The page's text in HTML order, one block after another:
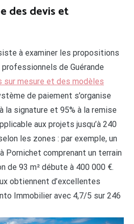
des devis et
à examiner les propositions
de Guérande
sur mesure et des modèles
de paiement s’organise
la signature et 95% à la remise
aux projets jusqu’à 240
les zones : par exemple, un
Pornichet comprenant un terrain
de 93 m² débute à 400 000 €.
obtiennent d’excellentes
Immobilier avec 4,7/5 sur 246